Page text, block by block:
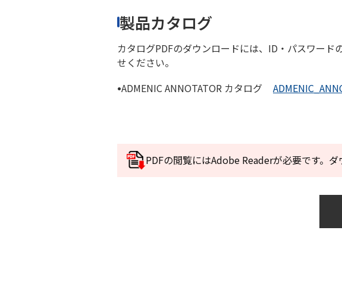
製品カタログ
カタログPDFのダウンロードには、ID・パスワー
せください。
•ADMENIC ANNOTATOR カタログ
PDFの閲覧にはAdobe Readerが必要です。